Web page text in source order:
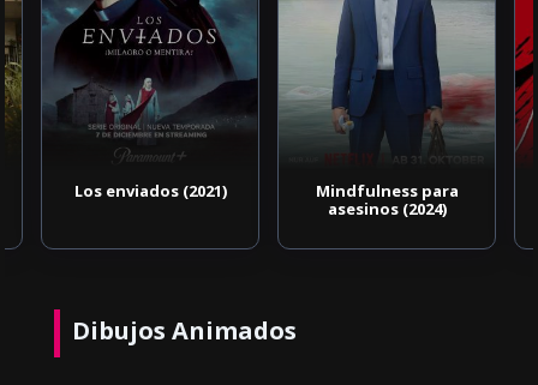
Los enviados (2021)
Mindfulness para
asesinos (2024)
Dibujos Animados